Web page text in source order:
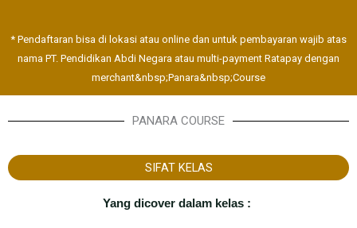
* Pendaftaran bisa di lokasi atau online dan untuk pembayaran wajib atas
nama PT. Pendidikan Abdi Negara atau multi-payment Ratapay dengan
merchant&nbsp;Panara&nbsp;Course
PANARA COURSE
SIFAT KELAS
Yang dicover dalam kelas : ​